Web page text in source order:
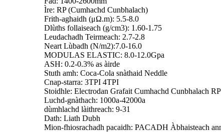
Ìre: RP (Cumhachd Cunbhalach)
Frith-aghaidh (μΩ.m): 5.5-8.0
Dlùths follaiseach (g/cm3): 1.60-1.75
Leudachadh Teirmeach: 2.7-2.8
Neart Lùbadh (N/m2):7.0-16.0
MODULAS ELASTIC: 8.0-12.0Gpa
ASH: 0.2-0.3% as àirde
Stuth amh: Coca-Cola snàthaid Neddle
Cnap-starra: 3TPI 4TPI
Stoidhle: Electrodan Grafait Cumhachd Cunbhalach RP
Luchd-gnàthach: 1000a-42000a
dùmhlachd làithreach: 9-31
Dath: Liath Dubh
Mion-fhiosrachadh pacaidh: PACADH Àbhaisteach